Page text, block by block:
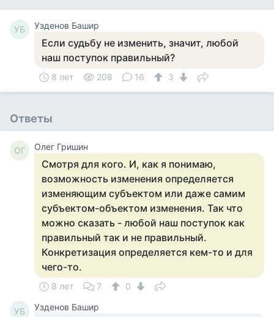
УБ Узденов Башир
Если судьбу не изменить, значит, любой
наш поступок правильный?
8 лет 208 16 3
Ответы
ОГ Олег Гришин
Смотря для кого. И, как я понимаю,
возможность изменения определяется
изменяющим субъектом или даже самим
субъектом-объектом изменения. Так что
можно сказать - любой наш поступок как
правильный так и не правильный.
Конкретизация определяется кем-то и для
чего-то.
8 лет 7 0
УБ Узденов Башир